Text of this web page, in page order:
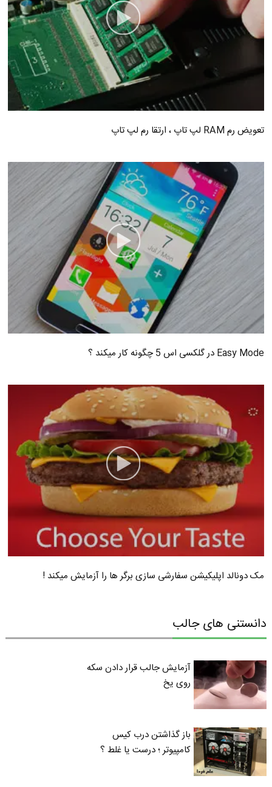
تعویض رم RAM لپ تاپ ، ارتقا رم لپ تاپ
Easy Mode در گلکسی اس 5 چگونه کار میکند ؟
مک دونالد اپلیکیشن سفارشی سازی برگر ها را آزمایش میکند !
دانستنی های جالب
آزمایش جالب قرار دادن سکه
روی یخ
باز گذاشتن درب کیس
کامپیوتر ؛ درست یا غلط ؟